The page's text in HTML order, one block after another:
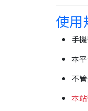
使用
手
本
不
本